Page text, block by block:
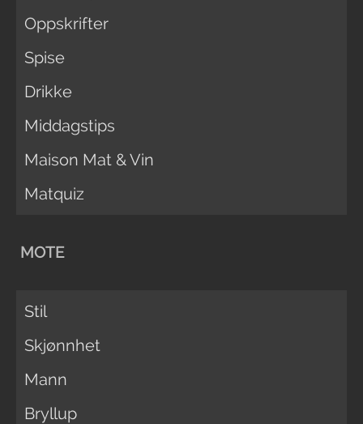
Oppskrifter
Spise
Drikke
Middagstips
Maison Mat & Vin
Matquiz
MOTE
Stil
Skjønnhet
Mann
Bryllup